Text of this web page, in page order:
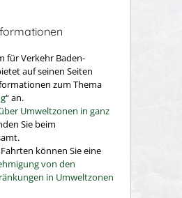
für Verkehr Baden-
auf seinen Seiten
zum Thema
“ an.
Umweltzonen in ganz
Sie beim
können Sie eine
von den
in Umweltzonen